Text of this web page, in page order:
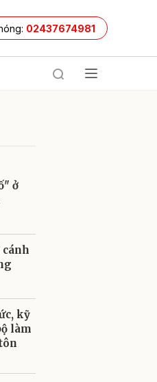
02437674981
ở
cánh
kỹ
làm